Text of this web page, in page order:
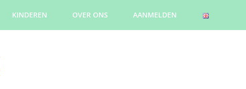
KINDEREN OVER ONS AANMELDEN